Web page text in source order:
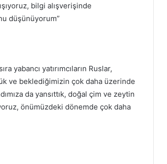
bilgi alışverişinde
düşünüyorum”
yabancı yatırımcıların Ruslar,
ve beklediğimizin çok daha üzerinde
da yansıttık, doğal çim ve zeytin
önümüzdeki dönemde çok daha